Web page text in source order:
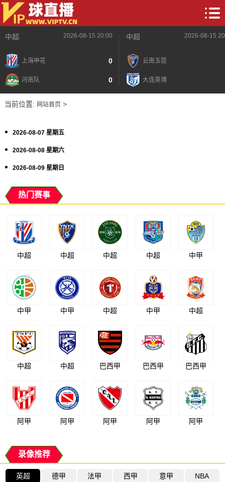
中超 2026-08-15 20:00
上海申花 0
河南队 0
中超 2026-08-15
云南玉昆
大连英博
当前位置: 网站首页>
2026-08-07 星期五
2026-08-08 星期六
2026-08-09 星期日
热门赛事
中超 中超 中超 中超 中甲
中甲 中甲 中超 中甲 中超
中超 中超 巴西甲 巴西甲 巴西甲
阿甲 阿甲 阿甲 阿甲 阿甲
录像推荐
英超 德甲 法甲 西甲 意甲 NBA